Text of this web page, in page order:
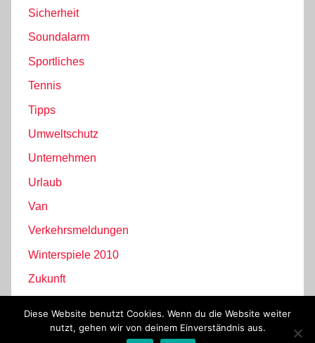
Sicherheit
Soundalarm
Sportliches
Tennis
Tipps
Umweltschutz
Unternehmen
Urlaub
Van
Verkehrsmeldungen
Winterspiele 2010
Zukunft
Diese Website benutzt Cookies. Wenn du die Website weiter
nutzt, gehen wir von deinem Einverständnis aus.